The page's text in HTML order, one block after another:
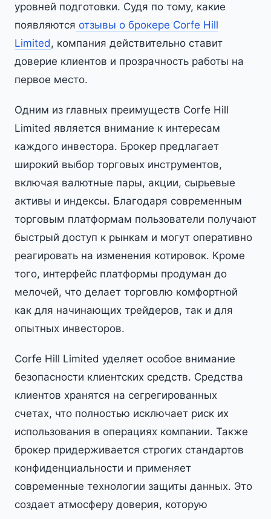
уровней подготовки. Судя по тому, какие
появляются отзывы о брокере Corfe Hill
Limited, компания действительно ставит
доверие клиентов и прозрачность работы на
первое место.
Одним из главных преимуществ Corfe Hill
Limited является внимание к интересам
каждого инвестора. Брокер предлагает
широкий выбор торговых инструментов,
включая валютные пары, акции, сырьевые
активы и индексы. Благодаря современным
торговым платформам пользователи получают
быстрый доступ к рынкам и могут оперативно
реагировать на изменения котировок. Кроме
того, интерфейс платформы продуман до
мелочей, что делает торговлю комфортной
как для начинающих трейдеров, так и для
опытных инвесторов.
Corfe Hill Limited уделяет особое внимание
безопасности клиентских средств. Средства
клиентов хранятся на сегрегированных
счетах, что полностью исключает риск их
использования в операциях компании. Также
брокер придерживается строгих стандартов
конфиденциальности и применяет
современные технологии защиты данных. Это
создает атмосферу доверия, которую